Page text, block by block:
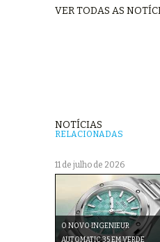
VER TODAS AS
NOTÍCIAS
RELACIONADAS
11 de julho de 2026
O NOVO INGENIEUR
AUTOMATIC 35 EM VERDE